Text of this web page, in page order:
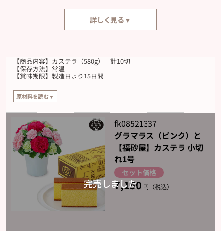
詳しく見る▼
豊かな味わいは、大切な人へのプレゼントにぴったりです。
【商品内容】カステラ（580g） 計10切
【保存方法】常温
【賞味期限】製造日より15日間
原材料を読む▼
【原材料】
鶏卵（国産）、砂糖、小麦粉、水あめ
fk08521337
グラマラス（ピンク）と
【福砂屋】カステラ 小切
れ1号
セット価格
7,150 円（税込）